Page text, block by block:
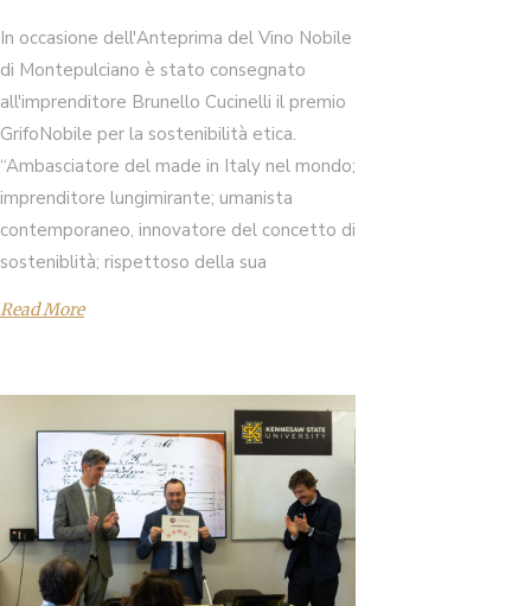
In occasione dell'Anteprima del Vino Nobile
di Montepulciano è stato consegnato
all'imprenditore Brunello Cucinelli il premio
GrifoNobile per la sostenibilità etica.
“Ambasciatore del made in Italy nel mondo;
imprenditore lungimirante; umanista
contemporaneo, innovatore del concetto di
sosteniblità; rispettoso della sua
Read More